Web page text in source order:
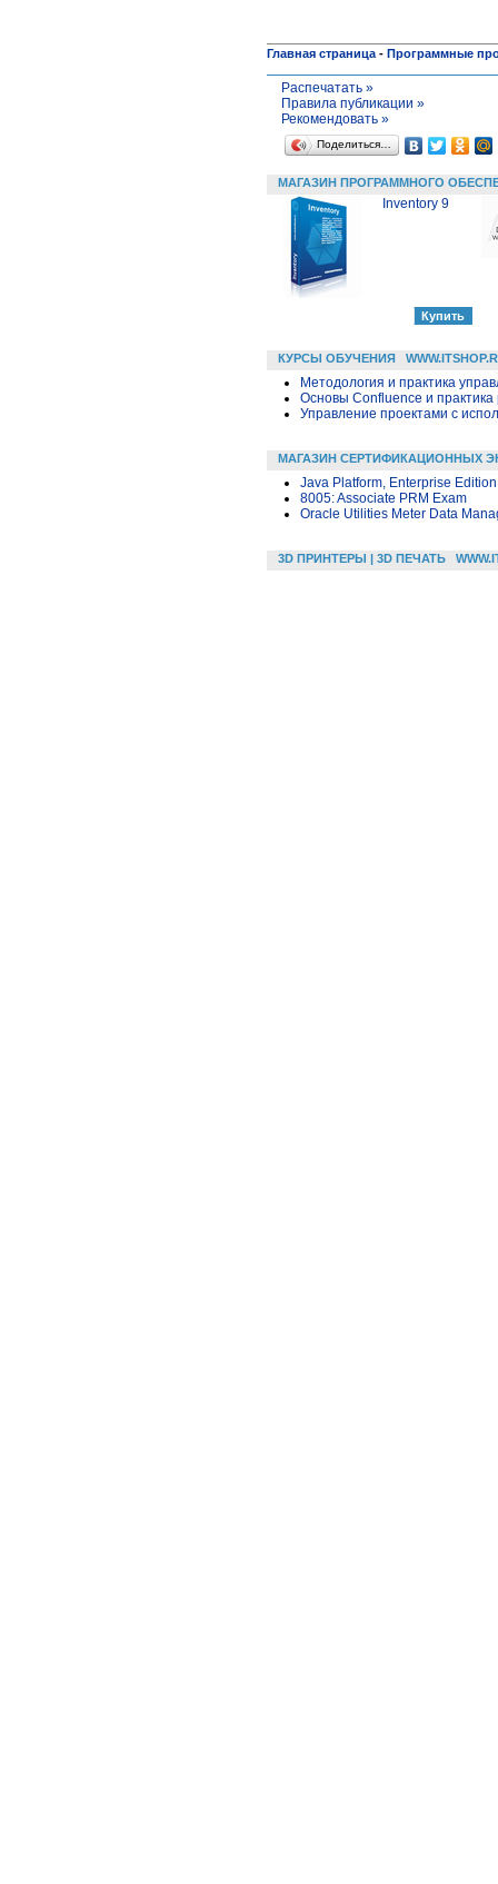
Главная страница - Программные
Распечатать »
Правила публикации »
Рекомендовать »
Поделиться…
МАГАЗИН ПРОГРАММНОГО
Inventory 9
КУРСЫ ОБУЧЕНИЯ
Методология и практика
Основы Confluence и
Управление проектами с
МАГАЗИН СЕРТИФИКАЦИОННЫХ
Java Platform, Enterprise
8005: Associate PRM Exam
Oracle Utilities Meter Data
3D ПРИНТЕРЫ | 3D ПЕЧАТЬ